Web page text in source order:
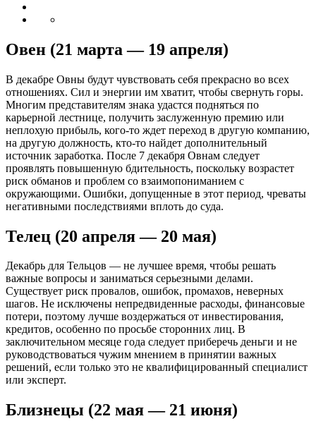
Овен (21 марта — 19 апреля)
В декабре Овны будут чувствовать себя прекрасно во всех
отношениях. Сил и энергии им хватит, чтобы свернуть горы.
Многим представителям знака удастся подняться по
карьерной лестнице, получить заслуженную премию или
неплохую прибыль, кого-то ждет переход в другую компанию,
на другую должность, кто-то найдет дополнительный
источник заработка. После 7 декабря Овнам следует
проявлять повышенную бдительность, поскольку возрастет
риск обманов и проблем со взаимопониманием с
окружающими. Ошибки, допущенные в этот период, чреваты
негативными последствиями вплоть до суда.
Телец (20 апреля — 20 мая)
Декабрь для Тельцов — не лучшее время, чтобы решать
важные вопросы и заниматься серьезными делами.
Существует риск провалов, ошибок, промахов, неверных
шагов. Не исключены непредвиденные расходы, финансовые
потери, поэтому лучше воздержаться от инвестирования,
кредитов, особенно по просьбе сторонних лиц. В
заключительном месяце года следует приберечь деньги и не
руководствоваться чужим мнением в принятии важных
решений, если только это не квалифицированный специалист
или эксперт.
Близнецы (22 мая — 21 июня)